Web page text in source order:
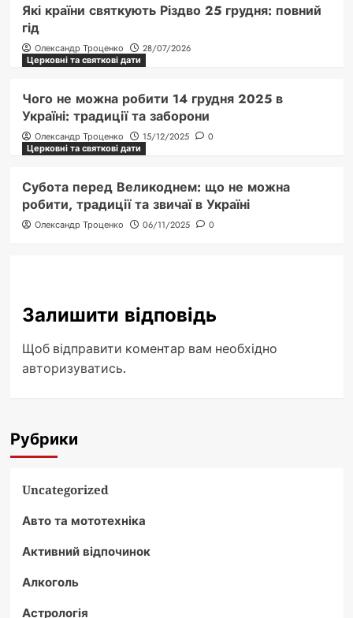
Які країни святкують Різдво 25 грудня: повний
гід
Олександр Троценко
28/07/2026
Церковні та святкові дати
Чого не можна робити 14 грудня 2025 в
Україні: традиції та заборони
Олександр Троценко 15/12/2025
0
Церковні та святкові дати
Субота перед Великоднем: що не можна
робити, традиції та звичаї в Україні
Олександр Троценко 06/11/2025 0
Залишити відповідь
Щоб відправити коментар вам необхідно
авторизуватись.
Рубрики
Uncategorized
Авто та мототехніка
Активний відпочинок
Алкоголь
Астрологія